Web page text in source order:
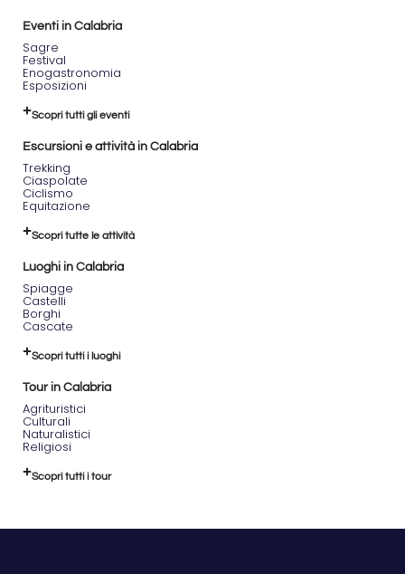
Eventi in Calabria
Sagre
Festival
Enogastronomia
Esposizioni
Scopri tutti gli eventi
Escursioni e attività in Calabria
Trekking
Ciaspolate
Ciclismo
Equitazione
Scopri tutte le attività
Luoghi in Calabria
Spiagge
Castelli
Borghi
Cascate
Scopri tutti i luoghi
Tour in Calabria
Agrituristici
Culturali
Naturalistici
Religiosi
Scopri tutti i tour